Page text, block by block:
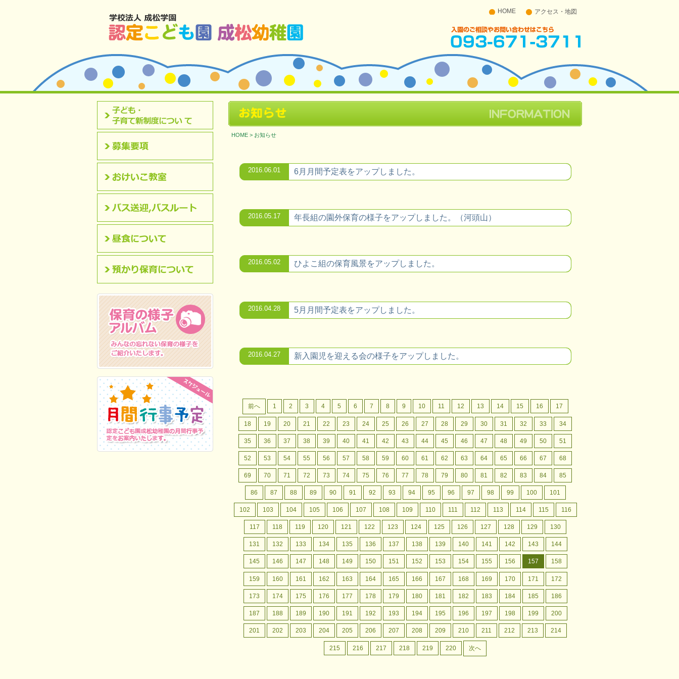
HOME アクセス・地図
入園のご相談やお問い合わせはこちら 093-671-
HOME> お知らせ
2016.06.01 6月月間予定表をアップしました。
2016.05.17 年長組の園外保育の様子をアップしました。（河頭山）
2016.05.02 ひよこ組の保育風景をアップしました。
2016.04.28 5月月間予定表をアップしました。
2016.04.27 新入園児を迎える会の様子をアップしました。
前へ 1 2 3 4 5 6 7 8 9 10 11 12 13 14 15 16 17
18 19 20 21 22 23 24 25 26 27 28 29 30 31 32 33 34
35 36 37 38 39 40 41 42 43 44 45 46 47 48 49 50 51
52 53 54 55 56 57 58 59 60 61 62 63 64 65 66 67 68
69 70 71 72 73 74 75 76 77 78 79 80 81 82 83 84 85
86 87 88 89 90 91 92 93 94 95 96 97 98 99 100 101
102 103 104 105 106 107 108 109 110 111 112 113 114 115 116
117 118 119 120 121 122 123 124 125 126 127 128 129 130
131 132 133 134 135 136 137 138 139 140 141 142 143 144
145 146 147 148 149 150 151 152 153 154 155 156 157 158
159 160 161 162 163 164 165 166 167 168 169 170 171 172
173 174 175 176 177 178 179 180 181 182 183 184 185 186
187 188 189 190 191 192 193 194 195 196 197 198 199 200
201 202 203 204 205 206 207 208 209 210 211 212 213 214
215 216 217 218 219 220 次へ
認定こども園について
募集要項
おけいこ教室
バス送迎,バスルート
昼食について
育の様子をご紹介いたします。